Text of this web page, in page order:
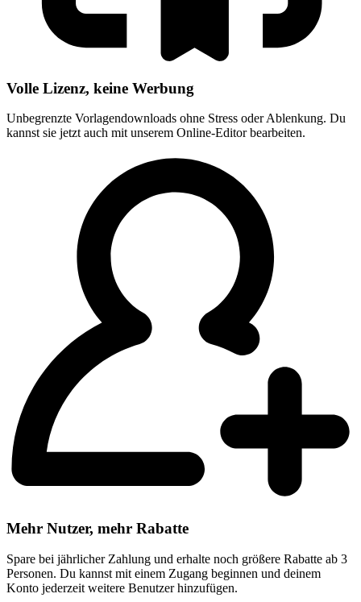
Volle Lizenz, keine Werbung
Unbegrenzte Vorlagendownloads ohne Stress oder Ablenkung. Du
kannst sie jetzt auch mit unserem Online-Editor bearbeiten.
Mehr Nutzer, mehr Rabatte
Spare bei jährlicher Zahlung und erhalte noch größere Rabatte ab 3
Personen. Du kannst mit einem Zugang beginnen und deinem
Konto jederzeit weitere Benutzer hinzufügen.